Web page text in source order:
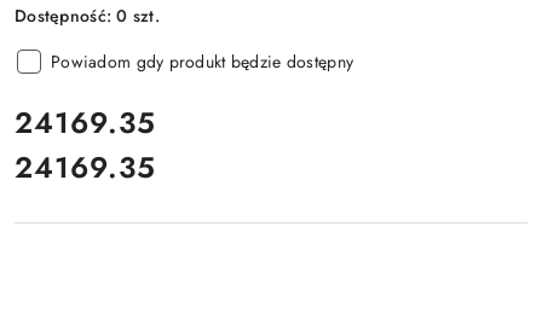
Dostępność:0 szt.
Powiadom gdy produkt będzie dostępny
cena:
24169.35
Cena:
24169.35